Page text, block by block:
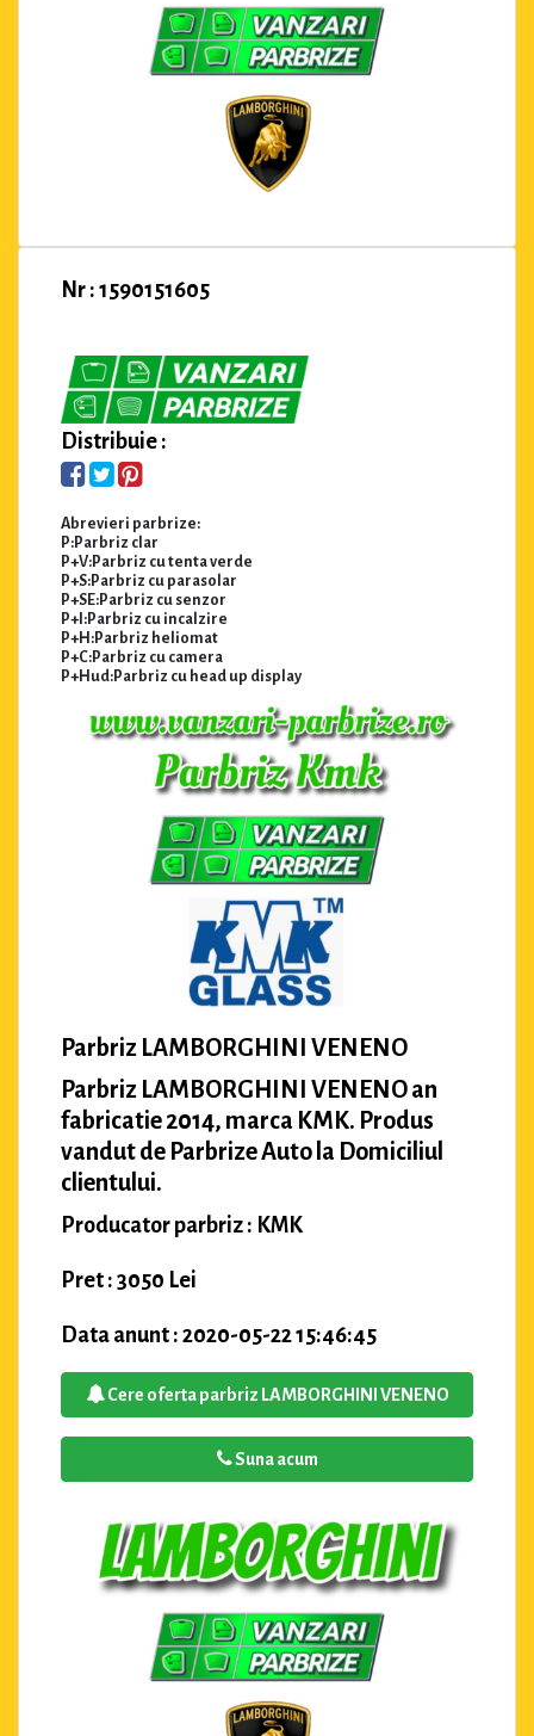
Nr : 1590151605
Distribuie :
Abrevieri parbrize:
P:Parbriz clar
P+V:Parbriz cu tenta verde
P+S:Parbriz cu parasolar
P+SE:Parbriz cu senzor
P+I:Parbriz cu incalzire
P+H:Parbriz heliomat
P+C:Parbriz cu camera
P+Hud:Parbriz cu head up display
Parbriz LAMBORGHINI VENENO
Parbriz LAMBORGHINI VENENO an
fabricatie 2014, marca KMK. Produs
vandut de Parbrize Auto la Domiciliul
clientului.
Producator parbriz : KMK
Pret : 3050 Lei
Data anunt : 2020-05-22 15:46:45
Cere oferta parbriz LAMBORGHINI VENENO
Suna acum